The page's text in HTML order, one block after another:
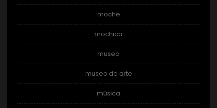
moche
mochica
museo
museo de arte
música